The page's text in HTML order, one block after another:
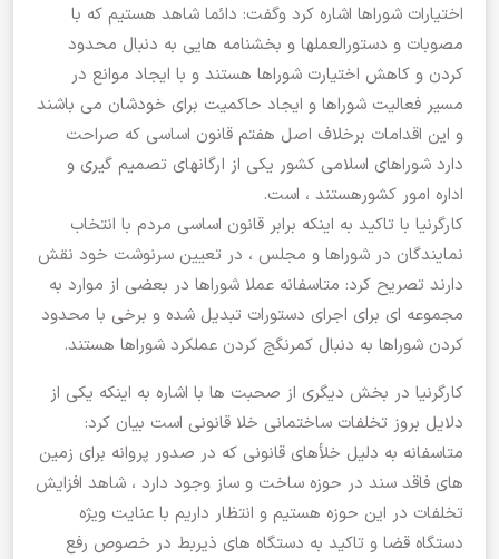
اختیارات شوراها اشاره کرد و‌گفت: دائما شاهد هستیم که با
مصوبات و دستورالعملها و بخشنامه هایی به دنبال محدود
کردن و کاهش اختیارت شوراها هستند و با ایجاد موانع در
مسیر فعالیت شوراها و ایجاد حاکمیت برای خودشان می باشند
و این اقدامات برخلاف اصل هفتم قانون اساسی که صراحت
دارد شوراهای اسلامی کشور یکی از ارگانهای تصمیم گیری و
اداره امور کشورهستند ، است.
کارگرنیا با تاکید به اینکه برابر قانون اساسی مردم با انتخاب
نمایندگان در شوراها و مجلس ، در تعیین سرنوشت خود نقش
دارند تصریح کرد: متاسفانه عملا شوراها در بعضی از موارد به
مجموعه ای برای اجرای دستورات تبدیل شده و برخی با محدود
کردن شوراها به دنبال کمرنگج کردن عملکرد شوراها هستند.
کارگرنیا در بخش دیگری از صحبت ها با اشاره به اینکه یکی از
دلایل بروز تخلفات ساختمانی خلا قانونی است بیان کرد:
متاسفانه به دلیل خلأهای قانونی که در صدور پروانه برای زمین
های فاقد سند در حوزه ساخت و ساز وجود دارد ، شاهد افزایش
تخلفات در این حوزه هستیم و انتظار داریم با عنایت ویژه
دستگاه قضا و تاکید به دستگاه های ذیربط در خصوص رفع